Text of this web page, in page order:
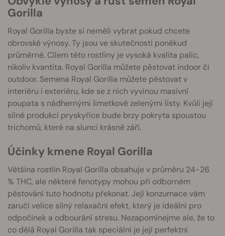
Gorilla
Royal Gorilla byste si neměli vybrat pokud chcete
obrovské výnosy. Ty jsou ve skutečnosti poněkud
průměrné. Cílem této rostliny je vysoká kvalita palic,
nikoliv kvantita. Royal Gorilla můžete pěstovat indoor či
outdoor. Semena Royal Gorilla můžete pěstovat v
interiéru i exteriéru, kde se z nich vyvinou masivní
poupata s nádhernými limetkově zelenými listy. Kvůli její
silné produkci pryskyřice bude brzy pokryta spoustou
trichomů, které na slunci krásně září.
Účinky kmene Royal Gorilla
Většina rostlin Royal Gorilla obsahuje v průměru 24-26
% THC, ale některé fenotypy mohou při odborném
pěstování tuto hodnotu překonat. Její konzumace vám
zaručí velice silný relaxační efekt, který je ideální pro
odpočinek a odbourání stresu. Nezapomínejme ale, že to
co dělá Royal Gorilla tak speciální je její perfektní